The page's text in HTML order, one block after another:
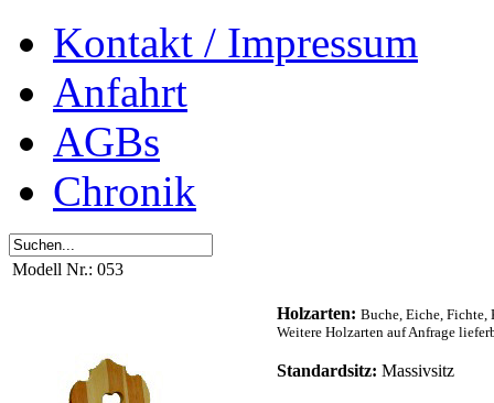
Kontakt / Impressum
Anfahrt
AGBs
Chronik
Modell Nr.: 053
Holzarten: Buche, Eiche, Fichte,
Weitere Holzarten auf Anfrage
Standardsitz: Massivsitz